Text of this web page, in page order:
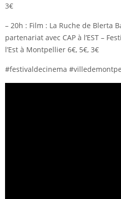
3€
– 20h : Film : La Ruche de Blerta
partenariat avec CAP à l’EST –
l’Est à Montpellier 6€, 5€, 3€
#festivaldecinema